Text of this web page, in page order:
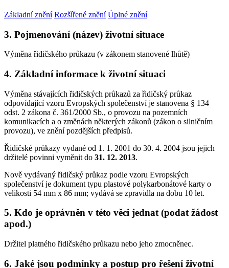
Základní znění Rozšířené znění Úplné znění
3. Pojmenování (název) životní situace
Výměna řidičského průkazu (v zákonem stanovené lhůtě)
4. Základní informace k životní situaci
Výměna stávajících řidičských průkazů za řidičský průkaz
odpovídající vzoru Evropských společenství je stanovena § 134
odst. 2 zákona č. 361/2000 Sb., o provozu na pozemních
komunikacích a o změnách některých zákonů (zákon o silničním
provozu), ve znění pozdějších předpisů.
Řidičské průkazy vydané od 1. 1. 2001 do 30. 4. 2004 jsou jejich
držitelé povinni vyměnit do 31. 12. 2013.
Nově vydávaný řidičský průkaz podle vzoru Evropských
společenství je dokument typu plastové polykarbonátové karty o
velikosti 54 mm x 86 mm; vydává se zpravidla na dobu 10 let.
5. Kdo je oprávněn v této věci jednat (podat žádost
apod.)
Držitel platného řidičského průkazu nebo jeho zmocněnec.
6. Jaké jsou podmínky a postup pro řešení životní